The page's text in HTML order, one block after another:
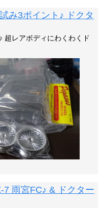
み3ポイント♪ ドクタ
超レアボディにわくわくド
雨宮FC♪ & ドクター